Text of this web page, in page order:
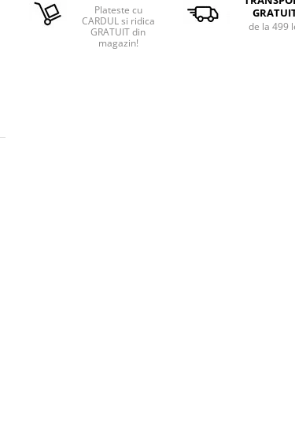
Plateste cu
CARDUL si ridica
GRATUIT din
magazin!
de la 499